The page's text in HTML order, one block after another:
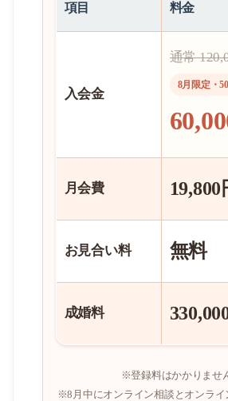
項目 料金
入会金
通常
8月限定・
月会費 19,800
お見合い料 無料
成婚料
※登録料はかかりませ
※8月中にオンライン相談とオンライ